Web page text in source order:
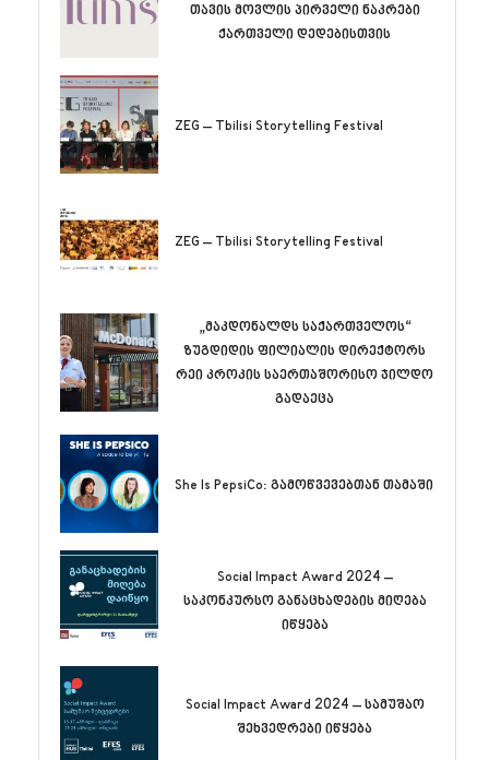
თავის მოვლის პირველი ნაკრები
ქართველი დედებისთვის
ZEG – Tbilisi Storytelling Festival
ZEG – Tbilisi Storytelling Festival
„მაკდონალდს საქართველოს“
ზუგდიდის ფილიალის დირექტორს
რეი კროკის საერთაშორისო ჯილდო
გადაეცა
She Is PepsiCo: გამოწვევებთან თამაში
Social Impact Award 2024 –
საკონკურსო განაცხადების მიღება
იწყება
Social Impact Award 2024 – სამუშაო
შეხვედრები იწყება